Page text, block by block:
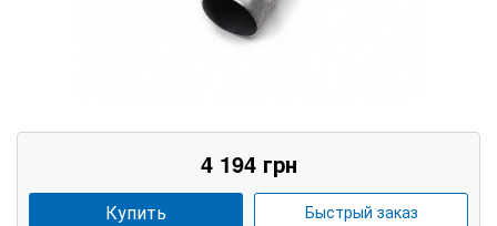
4 194 грн
Купить Быстрый заказ